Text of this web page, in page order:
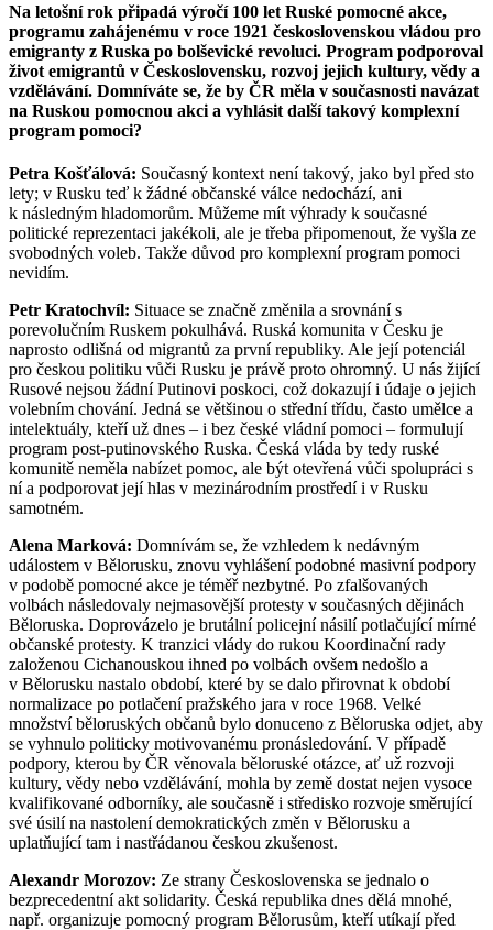
Na letošní rok připadá výročí 100 let Ruské pomocné akce,
programu zahájenému v roce 1921 československou vládou pro
emigranty z Ruska po bolševické revoluci. Program podporoval
život emigrantů v Československu, rozvoj jejich kultury, vědy a
vzdělávání. Domníváte se, že by ČR měla v současnosti navázat
na Ruskou pomocnou akci a vyhlásit další takový komplexní
program pomoci?
Petra Košťálová: Současný kontext není takový, jako byl před sto
lety; v Rusku teď k žádné občanské válce nedochází, ani
k následným hladomorům. Můžeme mít výhrady k současné
politické reprezentaci jakékoli, ale je třeba připomenout, že vyšla ze
svobodných voleb. Takže důvod pro komplexní program pomoci
nevidím.
Petr Kratochvíl: Situace se značně změnila a srovnání s
porevolučním Ruskem pokulhává. Ruská komunita v Česku je
naprosto odlišná od migrantů za první republiky. Ale její potenciál
pro českou politiku vůči Rusku je právě proto ohromný. U nás žijící
Rusové nejsou žádní Putinovi poskoci, což dokazují i údaje o jejich
volebním chování. Jedná se většinou o střední třídu, často umělce a
intelektuály, kteří už dnes – i bez české vládní pomoci – formulují
program post-putinovského Ruska. Česká vláda by tedy ruské
komunitě neměla nabízet pomoc, ale být otevřená vůči spolupráci s
ní a podporovat její hlas v mezinárodním prostředí i v Rusku
samotném.
Alena Marková: Domnívám se, že vzhledem k nedávným
událostem v Bělorusku, znovu vyhlášení podobné masivní podpory
v podobě pomocné akce je téměř nezbytné. Po zfalšovaných
volbách následovaly nejmasovější protesty v současných dějinách
Běloruska. Doprovázelo je brutální policejní násilí potlačující mírné
občanské protesty. K tranzici vlády do rukou Koordinační rady
založenou Cichanouskou ihned po volbách ovšem nedošlo a
v Bělorusku nastalo období, které by se dalo přirovnat k období
normalizace po potlačení pražského jara v roce 1968. Velké
množství běloruských občanů bylo donuceno z Běloruska odjet, aby
se vyhnulo politicky motivovanému pronásledování. V případě
podpory, kterou by ČR věnovala běloruské otázce, ať už rozvoji
kultury, vědy nebo vzdělávání, mohla by země dostat nejen vysoce
kvalifikované odborníky, ale současně i středisko rozvoje směrující
své úsilí na nastolení demokratických změn v Bělorusku a
uplatňující tam i nastřádanou českou zkušenost.
Alexandr Morozov: Ze strany Československa se jednalo o
bezprecedentní akt solidarity. Česká republika dnes dělá mnohé,
např. organizuje pomocný program Bělorusům, kteří utíkají před